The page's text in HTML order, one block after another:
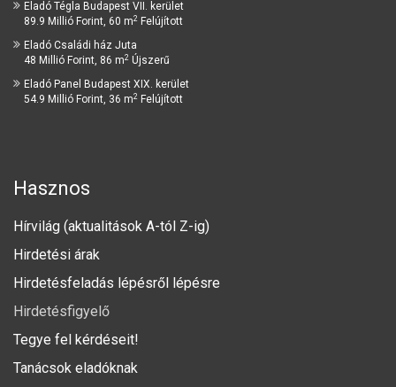
Eladó Tégla Budapest VII. kerület
89.9 Millió Forint, 60 m2 Felújított
Eladó Családi ház Juta
48 Millió Forint, 86 m2 Újszerű
Eladó Panel Budapest XIX. kerület
54.9 Millió Forint, 36 m2 Felújított
Hasznos
Hírvilág (aktualitások A-tól Z-ig)
Hirdetési árak
Hirdetésfeladás lépésről lépésre
Hirdetésfigyelő
Tegye fel kérdéseit!
Tanácsok eladóknak